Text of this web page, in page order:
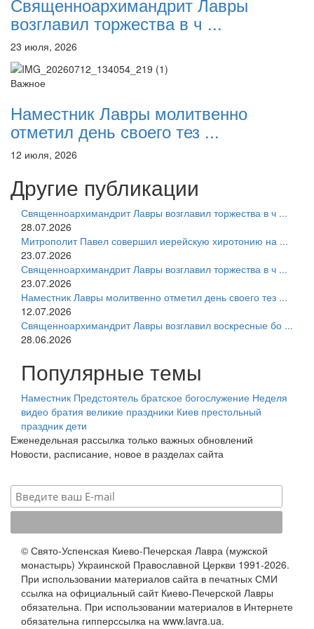
возглавил торжества в ч ...
23 июля, 2026
Важное
Наместник Лавры молитвенно
отметил день своего тез ...
12 июля, 2026
Другие публикации
Священноархимандрит Лавры возглавил торжества в ч ...
28.07.2026
Митрополит Павел совершил иерейскую хиротонию на ...
23.07.2026
Священноархимандрит Лавры возглавил торжества в ч ...
23.07.2026
Наместник Лавры молитвенно отметил день своего тез ...
12.07.2026
Священноархимандрит Лавры возглавил воскресные бо ...
28.06.2026
Популярные темы
Наместник Предстоятель братское богослужение Неделя
видео братия великие праздники Киев престольный
праздник дети
Еженедельная рассылка только важных обновлений
Новости, расписание, новое в разделах сайта
© Свято-Успенская Киево-Печерская Лавра (мужской
монастырь) Украинской Православной Церкви 1991-2026.
При использовании материалов сайта в печатных СМИ
ссылка на официальный сайт Киево-Печерской Лавры
обязательна. При использовании материалов в Интернете
обязательна гипперссылка на www.lavra.ua.